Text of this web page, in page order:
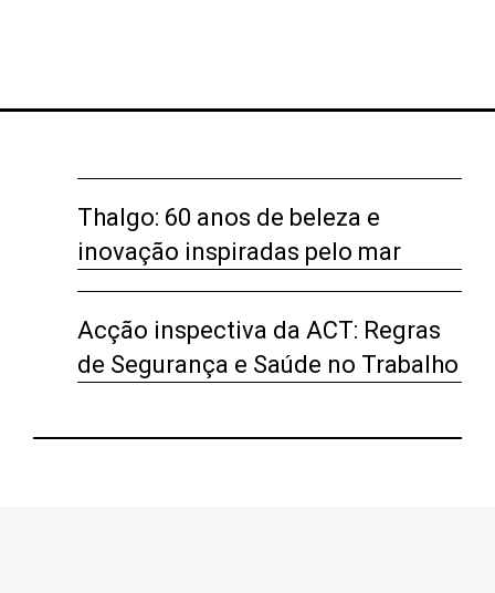
Thalgo: 60 anos de beleza e
inovação inspiradas pelo mar
Acção inspectiva da ACT: Regras
de Segurança e Saúde no Trabalho